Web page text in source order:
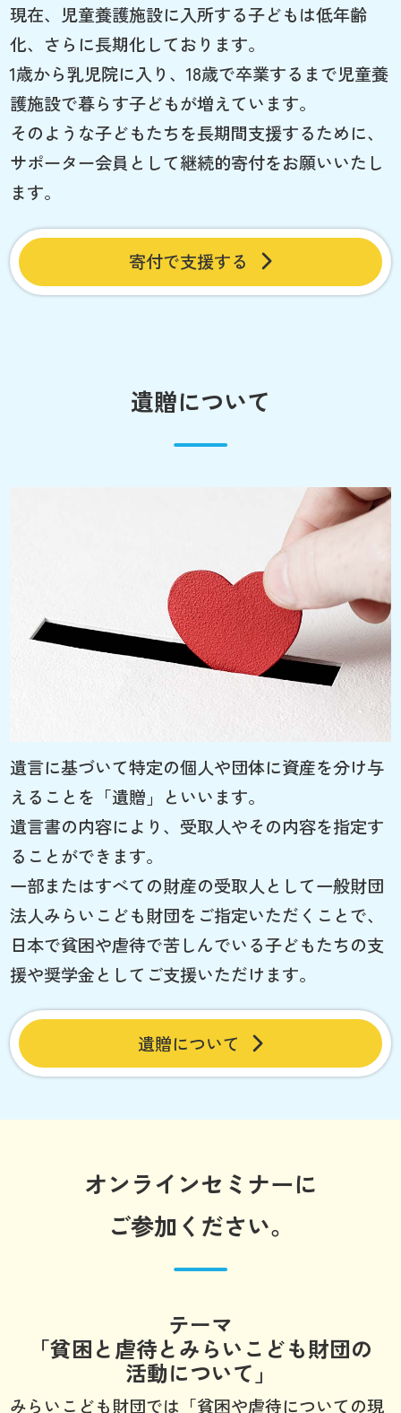
現在、児童養護施設に入所する子どもは低年齢
化、さらに長期化しております。
1歳から乳児院に入り、18歳で卒業するまで児童養
護施設で暮らす子どもが増えています。
そのような子どもたちを長期間支援するために、
サポーター会員として継続的寄付をお願いいたし
ます。
寄付で支援する
遺贈について
遺言に基づいて特定の個人や団体に資産を分け与
えることを「遺贈」といいます。
遺言書の内容により、受取人やその内容を指定す
ることができます。
一部またはすべての財産の受取人として一般財団
法人みらいこども財団をご指定いただくことで、
日本で貧困や虐待で苦しんでいる子どもたちの支
援や奨学金としてご支援いただけます。
遺贈について
オンラインセミナーに
ご参加ください。
テーマ
「貧困と虐待とみらいこども財団の
活動について」
みらいこども財団では「貧困や虐待についての現